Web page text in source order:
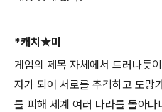
*캐치★미
게임의 제목 자체에서 드러나듯
자가 되어 서로를 추격하고 도망
를 피해 세계 여러 나라를 돌아